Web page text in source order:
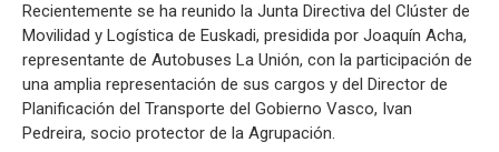
Recientemente se ha reunido la Junta Directiva del Clúster de
Movilidad y Logística de Euskadi, presidida por Joaquín Acha,
representante de Autobuses La Unión, con la participación de
una amplia representación de sus cargos y del Director de
Planificación del Transporte del Gobierno Vasco, Ivan
Pedreira, socio protector de la Agrupación.